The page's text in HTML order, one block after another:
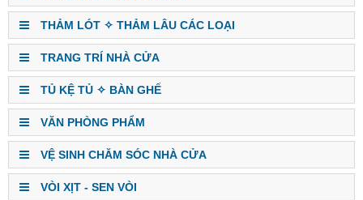
THẢM LÓT ✧ THẢM LÂU CÁC LOẠI
TRANG TRÍ NHÀ CỬA
TỦ KỆ TỦ ✧ BÀN GHẾ
VĂN PHÒNG PHẨM
VỆ SINH CHĂM SÓC NHÀ CỬA
VÒI XỊT - SEN VÒI